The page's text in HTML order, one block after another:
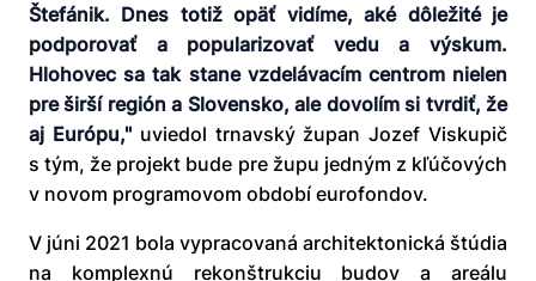
Štefánik. Dnes totiž opäť vidíme, aké dôležité je
podporovať a popularizovať vedu a výskum.
Hlohovec sa tak stane vzdelávacím centrom nielen
pre širší región a Slovensko, ale dovolím si tvrdiť, že
aj Európu," uviedol trnavský župan Jozef Viskupič
s tým, že projekt bude pre župu jedným z kľúčových
v novom programovom období eurofondov.
V júni 2021 bola vypracovaná architektonická štúdia
na komplexnú rekonštrukciu budov a areálu